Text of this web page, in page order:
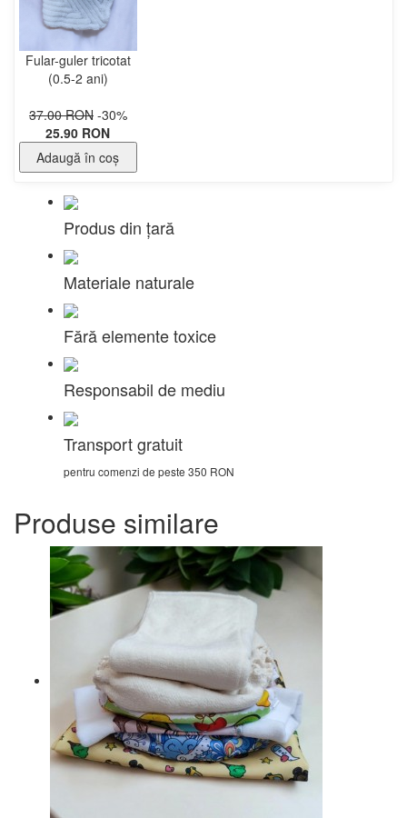
Fular-guler tricotat
(0.5-2 ani)
37.00 RON-30%
25.90 RON
Adaugă în coş
Produs din țară
Materiale naturale
Fără elemente toxice
Responsabil de mediu
Transport gratuit
pentru comenzi de peste 350 RON
Produse similare